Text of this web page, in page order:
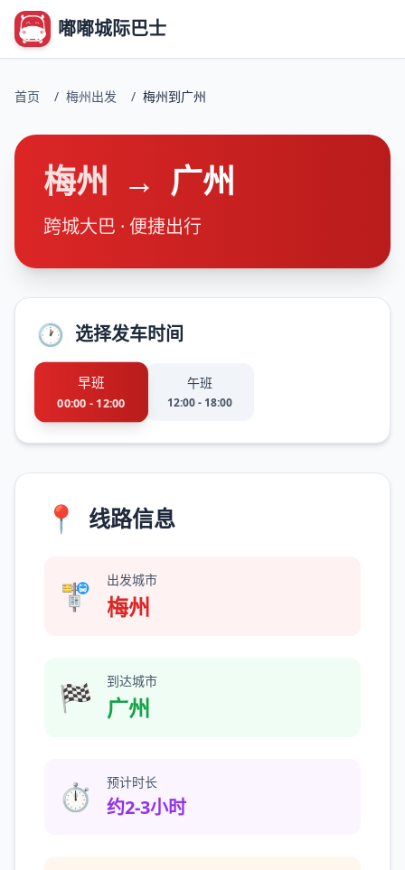
嘟嘟城际巴士
首页 / 梅州出发 / 梅州到广州
梅州 → 广州
跨城大巴 · 便捷出行
🕐 选择发车时间
早班
00:00 - 12:00
午班
12:00 - 18:00
📍 线路信息
🚏 出发城市
梅州
🏁 到达城市
广州
⏱️ 预计时长
约2-3小时